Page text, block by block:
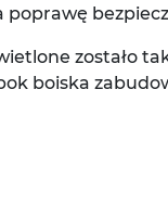
poprawę
zostało
boiska